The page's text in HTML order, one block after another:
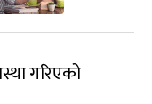
गरिएको